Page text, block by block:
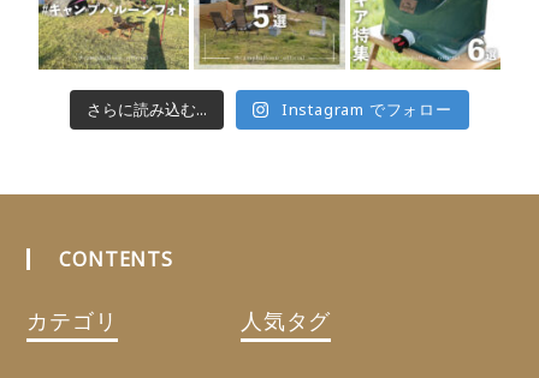
さらに読み込む... Instagram でフォロー
CONTENTS
カテゴリ 人気タグ